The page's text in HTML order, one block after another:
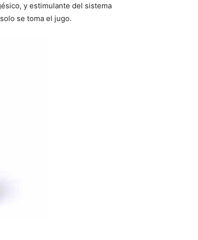
y estimulante del sistema
se toma el jugo.